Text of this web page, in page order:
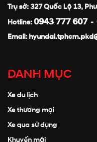
Trụ sở: 327 Quốc Lộ 13,
Hotline:0943 777 607 -
Email:
DANH MỤC
Xe du lịch
Xe thương mại
Xe qua sử dụng
Khuyến mãi